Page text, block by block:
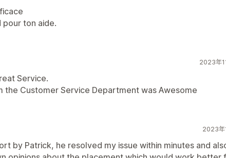
pour ton aide.
2023年
Service.
the Customer Service Department was Awesome
2023年
by Patrick, he resolved my issue within minutes and